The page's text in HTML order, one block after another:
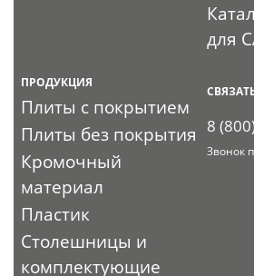
для
ПРОДУКЦИЯ
Плиты с покрытием
Плиты без покрытия
Кромочный
материал
Пластик
Столешницы и
комплектующие
8
Звонок